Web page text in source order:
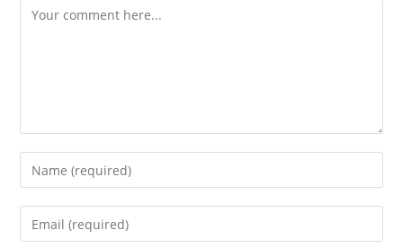
Comment
Enter
your
name
Enter
your